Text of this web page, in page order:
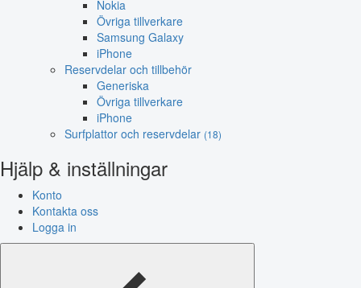
Nokia
Övriga tillverkare
Samsung Galaxy
iPhone
Reservdelar och tillbehör
Generiska
Övriga tillverkare
iPhone
Surfplattor och reservdelar (18)
Hjälp & inställningar
Konto
Kontakta oss
Logga in